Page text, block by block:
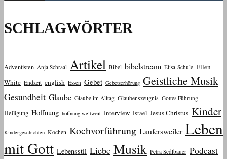
SCHLAGWÖRTER
Adventisten Anja Schraal Artikel Bibel bibelstream Elisa-Schule Ellen
White Endzeit english Essen Gebet Gebetserhörung Geistliche Musik
Gesundheit Glaube Glaube im Alltag Glaubenszeugnis Gottes Führung
Heiligung Hoffnung hoffnung weltweit Interview Israel Jesus Christus Kinder
Kindergeschichten Kochen Kochvorführung Laufersweiler Leben
mit Gott Lebensstil Liebe Musik Petra Sedlbauer Podcast